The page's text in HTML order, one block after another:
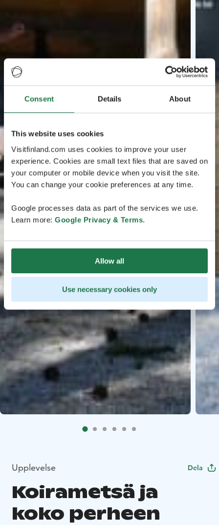
Consent Details About
This website uses cookies
Visitfinland.com uses cookies to improve your user
experience. Cookies are small text files that are saved on
your computer or mobile device when you visit the site.
You can change your cookie preferences at any time.
Google processes data as part of the services we use.
Learn more: Google Privacy & Terms.
Allow all
Use necessary cookies only
Upplevelse Dela
Koirametsä ja
koko perheen